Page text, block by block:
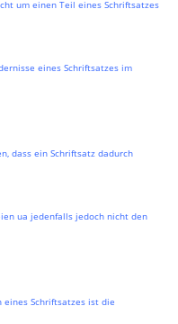
um einen Teil eines Schriftsatzes
eines Schriftsatzes im
dass ein Schriftsatz dadurch
ua jedenfalls jedoch nicht den
eines Schriftsatzes ist die